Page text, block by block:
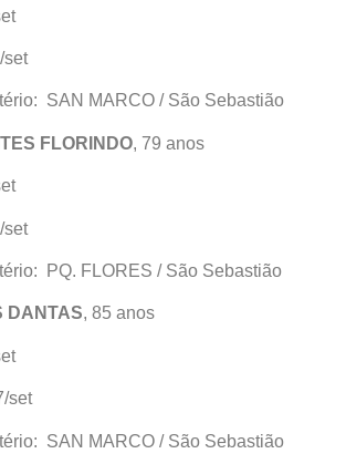
set
SAN MARCO / São Sebastião
FLORINDO, 79 anos
set
PQ. FLORES / São Sebastião
DANTAS, 85 anos
set
SAN MARCO / São Sebastião